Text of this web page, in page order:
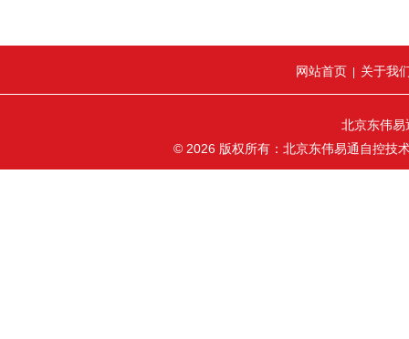
网站首页 关于我
北京东伟易
© 2026 版权所有：北京东伟易通自控技